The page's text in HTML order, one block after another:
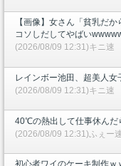
【画像】女さん「貧乳だ
コソしだしてやばい
(2026/08/09 12:31)キニ速
レインボー池田、超美人
(2026/08/09 12:31)キニ速
40℃の熱出して仕事休んだ
(2026/08/09 12:31)ふぇー